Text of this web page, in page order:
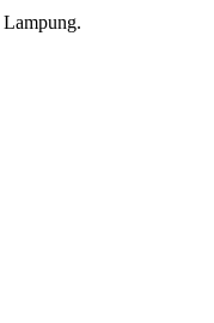
Lampung.